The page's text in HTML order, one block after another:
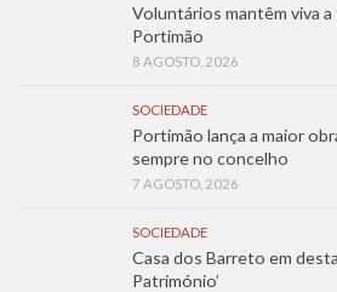
Voluntários mantêm viva a
Portimão
8 AGOSTO, 2026
SOCIEDADE
Portimão lança a maior
sempre no concelho
7 AGOSTO, 2026
SOCIEDADE
Casa dos Barreto em
Património’